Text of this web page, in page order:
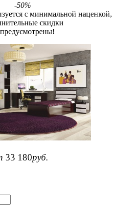
-50%
с минимальной наценкой,
скидки
33 180руб.